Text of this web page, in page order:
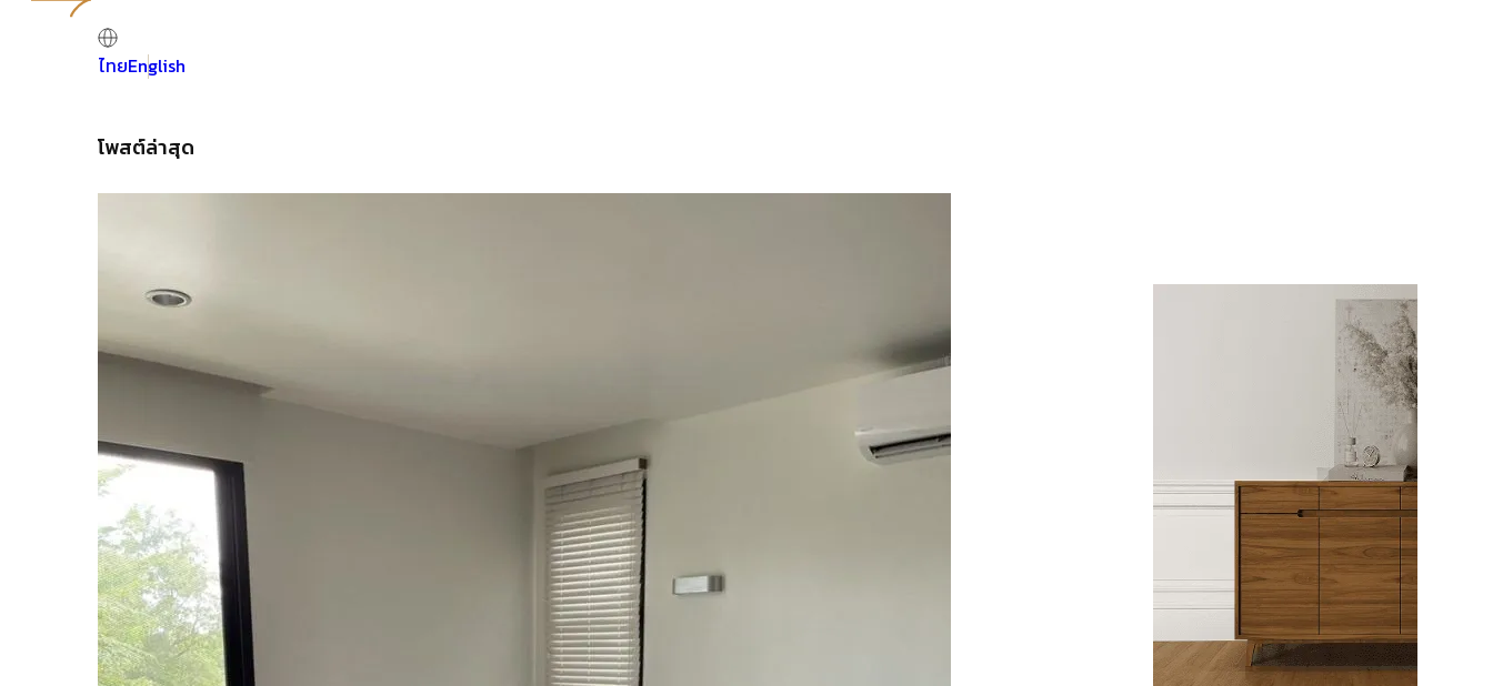
English
ไทย
โพสต์ล่าสุด
ประสบการณ์เรื่องไม้
มากกว่า 30 ปี
บริษัทแพร่ไม้ไทยจำกัด ผลิตและจำหน่ายจากโรงงาน
โดยตรง ไม่ผ่านคนกลาง จำหน่ายไม้สักแปรรูป โดยการใช้ไม้
ป่าปลูก อายุ 30 ปี ขึ้นไป โดยคัดสรรไม้ที่มีคุณภาพพร้อย
ด้วยกระบวน การอบแห้งความชื้นไม่เกิน 12% ซึ่งทำให้ไม้มี
โอกาสแตกร้าว น้อยมาก ด้วยนวัตกรรมที่ทันสมัยขึ้นทาง
โรงงานได้ปรับการ ผลิตโดยใช้เครื่องจักรมาผสมผสานซึ่ง
ทำให้มีผลผลิตที่เร็วขึ้น นอกจากนี้ยังมีงานฝีมือจากช่างไม้คน